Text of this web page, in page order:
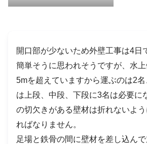
開口部が少ないため外壁工事は4日
簡単そうに思われそうですが、水
5mを超えていますから運ぶのは2
は上段、中段、下段に3名は必要に
の切欠きがある壁材は折れないよ
ればなりません。
足場と鉄骨の間に壁材を差し込ん